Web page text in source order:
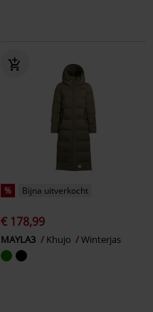
% Bijna uitverkocht
€ 178,99
MAYLA3 Khujo Winterjas